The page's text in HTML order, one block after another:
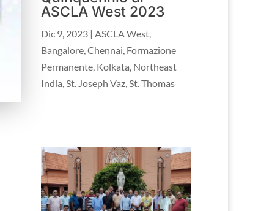
ASCLA West 2023
Dic 9, 2023 |ASCLA West,
Bangalore,Chennai, Formazione
Permanente, Kolkata, Northeast
India,St. Joseph Vaz,St. Thomas